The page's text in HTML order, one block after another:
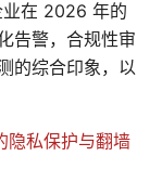
业在 2026 年的
告警，合规性审
的综合印象，以
隐私保护与翻墙